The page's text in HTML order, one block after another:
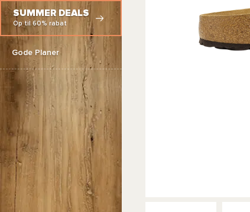
SUMMER DEALS
Op til 60% rabat
Gode Planer